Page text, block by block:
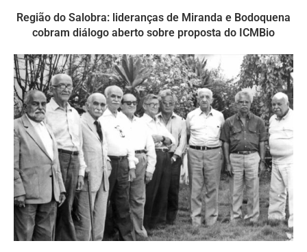
Região do Salobra: lideranças de Miranda e Bodoquena
cobram diálogo aberto sobre proposta do ICMBio